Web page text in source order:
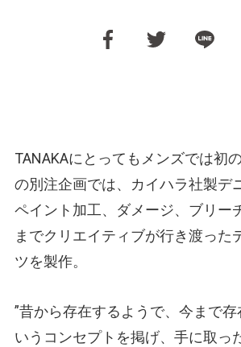
TANAKAにとってもメンズでは初
の別注企画では、カイハラ社製デ
ペイント加工、ダメージ、ブリー
までクリエイティブが行き渡った
ツを製作。
”昔から存在するようで、今まで存
いうコンセプトを掲げ、手に取っ